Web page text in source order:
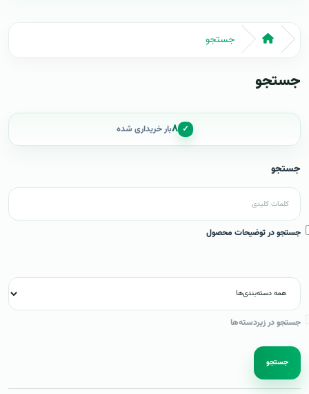
جستجو
جستجو
✓ ۸بار خریداری شده
جستجو
جستجو در توضیحات محصول
جستجو در زیردسته‌ها
جستجو